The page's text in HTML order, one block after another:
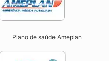
Plano de saúde Ameplan